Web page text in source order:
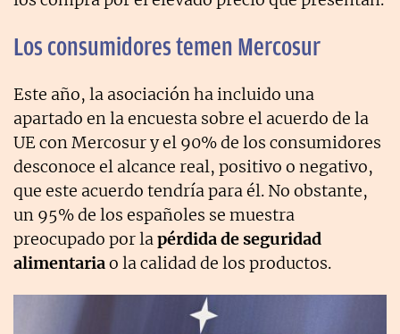
Los consumidores temen Mercosur
Este año, la asociación ha incluido una
apartado en la encuesta sobre el acuerdo de la
UE con Mercosur y el 90% de los consumidores
desconoce el alcance real, positivo o negativo,
que este acuerdo tendría para él. No obstante,
un 95% de los españoles se muestra
preocupado por lapérdida de seguridad
alimentariao la calidad de los productos.